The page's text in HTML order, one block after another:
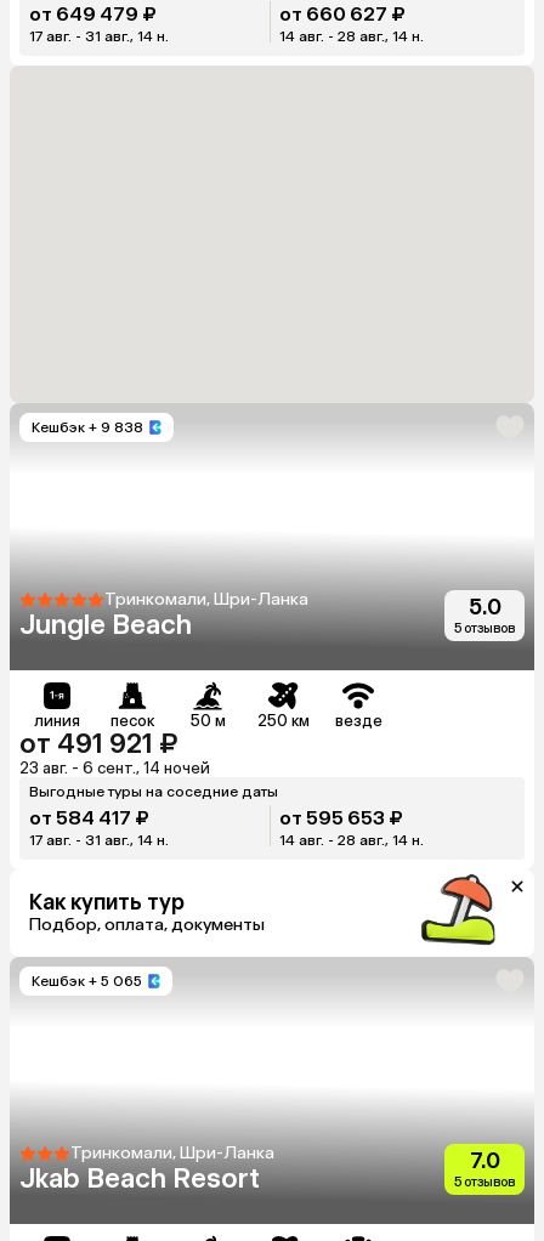
от 649 479 ₽
17 авг. - 31 авг., 14 н.
от 660 627 ₽
14 авг. - 28 авг., 14 н.
Кешбэк + 9 838
Тринкомали, Шри-Ланка
Jungle Beach
5.0
5 отзывов
линия песок 50 м 250 км везде
от 491 921 ₽
23 авг. - 6 сент., 14 ночей
Выгодные туры на соседние даты
от 584 417 ₽
17 авг. - 31 авг., 14 н.
от 595 653 ₽
14 авг. - 28 авг., 14 н.
Как купить тур
Подбор, оплата, документы
Кешбэк + 5 065
Тринкомали, Шри-Ланка
Jkab Beach Resort
7.0
5 отзывов